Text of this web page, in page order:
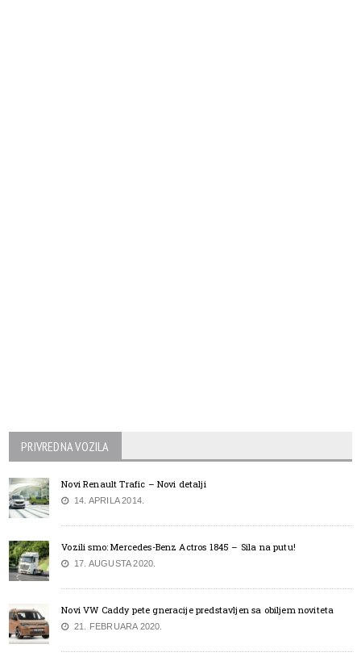
PRIVREDNA VOZILA
Novi Renault Trafic – Novi detalji
14. APRILA 2014.
Vozili smo: Mercedes-Benz Actros 1845 – Sila na putu!
17. AUGUSTA 2020.
Novi VW Caddy pete gneracije predstavljen sa obiljem noviteta
21. FEBRUARA 2020.